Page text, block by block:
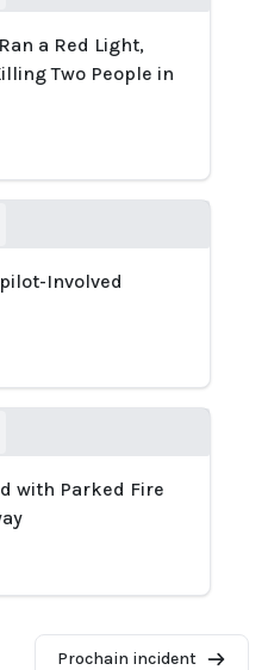
a Red Light,
Two People in
Involved
with Parked Fire
Prochain incident